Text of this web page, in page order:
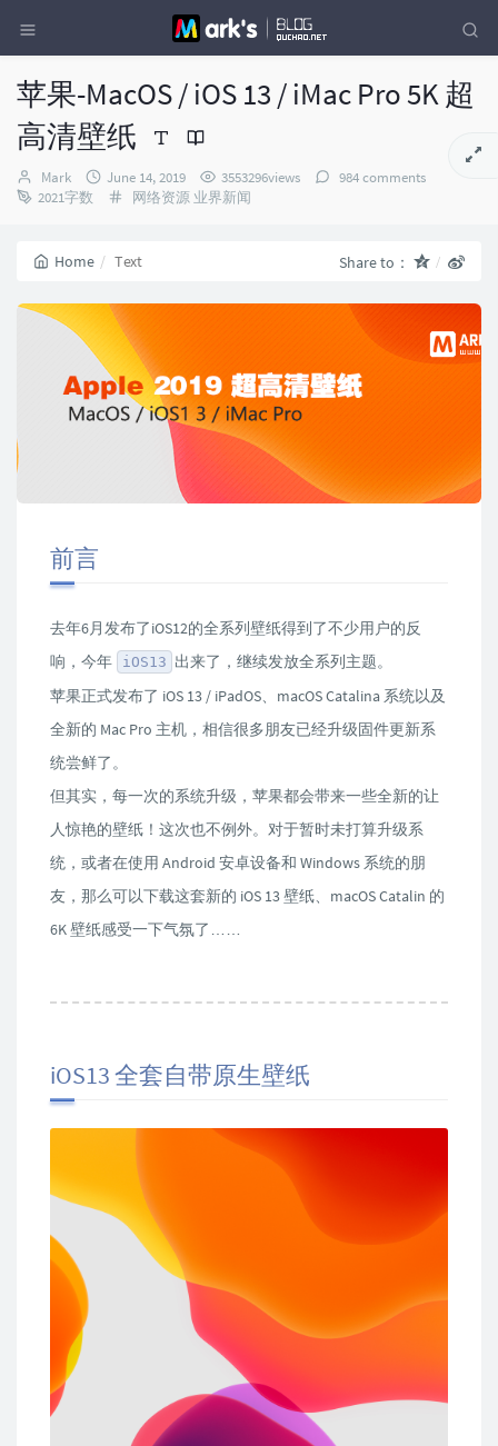
苹果-MacOS / iOS 13 / iMac Pro 5K 超
高清壁纸
Author：
Mark
发
布
June 14, 2019 3553296views
984 comments
2021字数
Categories：
网络资源 业界新闻
Home Text Share to：
前言
去年6月发布了iOS12的全系列壁纸得到了不少用户的反
响，今年
iOS13 出来了，继续发放全系列主题。
苹果正式发布了 iOS 13 / iPadOS、macOS Catalina 系统以及
全新的 Mac Pro 主机，相信很多朋友已经升级固件更新系
统尝鲜了。
但其实，每一次的系统升级，苹果都会带来一些全新的让
人惊艳的壁纸！这次也不例外。对于暂时未打算升级系
统，或者在使用 Android 安卓设备和 Windows 系统的朋
友，那么可以下载这套新的 iOS 13 壁纸、macOS Catalin 的
6K 壁纸感受一下气氛了……
iOS13 全套自带原生壁纸